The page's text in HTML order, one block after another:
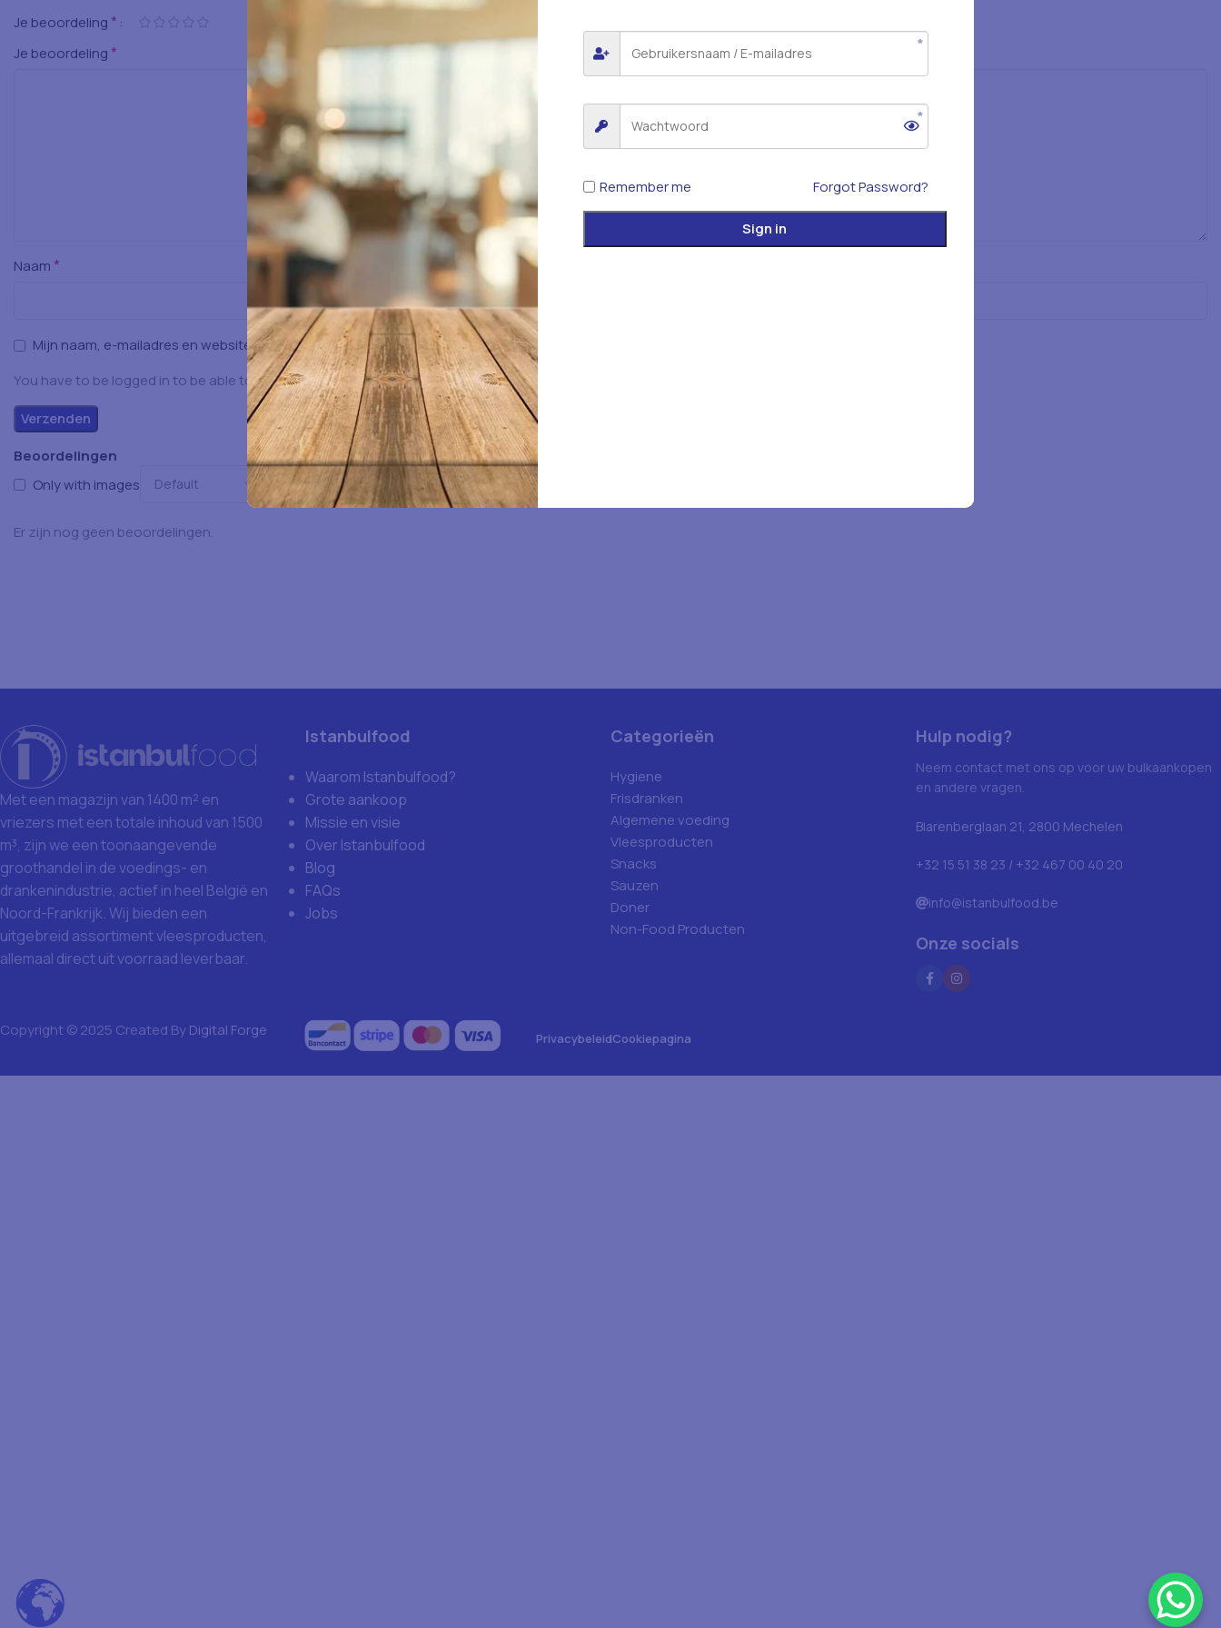
Beoordelingen
Only with images
Er zijn nog geen beoordelingen.
Je beoordeling *
Je beoordeling *
Naam *
Mijn naam, e-mailadres en website opslaan in deze browser voor de volgende keer wanneer ik een reactie plaats.
You have to be logged in to be able to add photos to your review.
Met een magazijn van 1400 m² en
vriezers met een totale inhoud van 1500
m³, zijn we een toonaangevende
groothandel in de voedings- en
drankenindustrie, actief in heel België en
Noord-Frankrijk. Wij bieden een
uitgebreid assortiment vleesproducten,
allemaal direct uit voorraad leverbaar.
Istanbulfood
Waarom Istanbulfood?
Grote aankoop
Missie en visie
Over Istanbulfood
Blog
FAQs
Jobs
Categorieën
Hygiene
Frisdranken
Algemene voeding
Vleesproducten
Snacks
Sauzen
Doner
Non-Food Producten
Hulp nodig?
Neem contact met ons op voor uw bulkaankopen
en andere vragen.
Blarenberglaan 21, 2800 Mechelen
+32 15 51 38 23 / +32 467 00 40 20
info@istanbulfood.be
Onze socials
Copyright © 2025 Created ByDigital Forge PrivacybeleidCookiepagina
Remember me Forgot Password?
Sign in